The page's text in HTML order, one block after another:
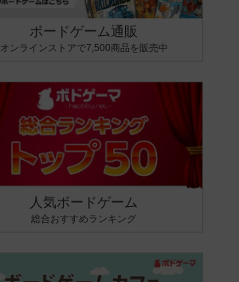
ボードゲーム通販
オンラインストアで7,500商品を販売中
人気ボードゲーム
総合おすすめランキング